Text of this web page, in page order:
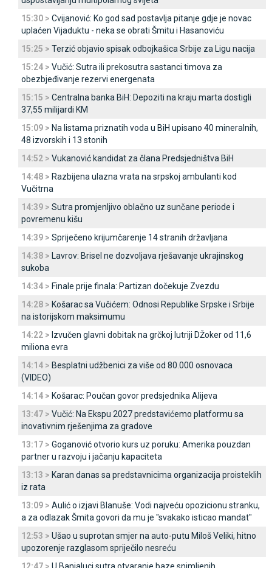
15:30 > Cvijanović: Ko god sad postavlja pitanje gdje je novac
uplaćen Vijaduktu - neka se obrati Šmitu i Hasanoviću
15:25 > Terzić objavio spisak odbojkašica Srbije za Ligu nacija
15:24 > Vučić: Sutra ili prekosutra sastanci timova za
obezbjeđivanje rezervi energenata
15:15 > Centralna banka BiH: Depoziti na kraju marta dostigli
37,55 milijardi KM
15:09 > Na listama priznatih voda u BiH upisano 40 mineralnih,
48 izvorskih i 13 stonih
14:52 > Vukanović kandidat za člana Predsjedništva BiH
14:48 > Razbijena ulazna vrata na srpskoj ambulanti kod
Vučitrna
14:39 > Sutra promjenljivo oblačno uz sunčane periode i
povremenu kišu
14:39 > Spriječeno krijumčarenje 14 stranih državljana
14:38 > Lavrov: Brisel ne dozvoljava rješavanje ukrajinskog
sukoba
14:34 > Finale prije finala: Partizan dočekuje Zvezdu
14:28 > Košarac sa Vučićem: Odnosi Republike Srpske i Srbije
na istorijskom maksimumu
14:22 > Izvučen glavni dobitak na grčkoj lutriji DŽoker od 11,6
miliona evra
14:14 > Besplatni udžbenici za više od 80.000 osnovaca
(VIDEO)
14:14 > Košarac: Poučan govor predsjednika Alijeva
13:47 > Vučić: Na Ekspu 2027 predstavićemo platformu sa
inovativnim rješenjima za gradove
13:17 > Goganović otvorio kurs uz poruku: Amerika pouzdan
partner u razvoju i jačanju kapaciteta
13:13 > Karan danas sa predstavnicima organizacija proisteklih
iz rata
13:09 > Aulić o izjavi Blanuše: Vodi najveću opozicionu stranku,
a za odlazak Šmita govori da mu je "svakako isticao mandat"
12:53 > Ušao u suprotan smjer na auto-putu Miloš Veliki, hitno
upozorenje razglasom spriječilo nesreću